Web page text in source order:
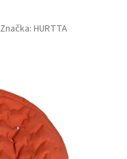
Značka: HURTTA